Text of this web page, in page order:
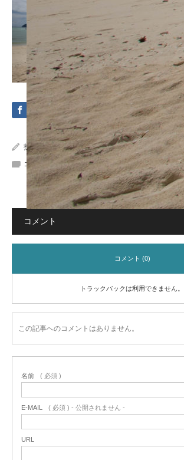
投稿者: Crystal Sea Marine
コメント:
コメント
コメント (0)
トラックバックは利用できません。
この記事へのコメントはありません。
名前 ( 必須 )
E-MAIL ( 必須 ) - 公開されません -
URL